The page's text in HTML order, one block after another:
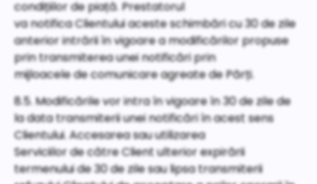
condițiilor de piață. Prestatorul
va notifica Clientului aceste schimbări cu 30 de zile
anterior intrării în vigoare a modificărilor propuse
prin transmiterea unei notificări prin
mijloacele de comunicare agreate de Părți.
8.5. Modificările vor intra în vigoare în 30 de zile de
la data transmiterii unei notificări în acest sens
Clientului. Accesarea sau utilizarea
Serviciilor de către Client ulterior expirării
termenului de 30 de zile sau lipsa transmiterii